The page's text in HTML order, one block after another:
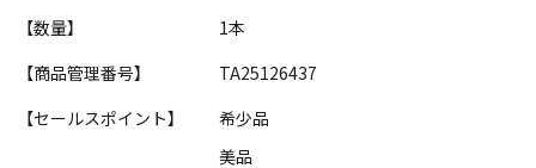
【数量】
1本
【商品管理番号】
TA25126437
【セールスポイント】
希少品
美品